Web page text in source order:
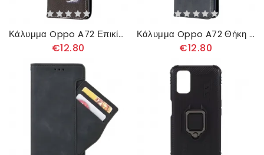
Κάλυμμα Oppo A72 Επικίνδυνη Αρκούδα
€12.80
Κάλυμμα Oppo A72 Θήκη Flip Λείο Λοξό Πτερύγιο
€12.80